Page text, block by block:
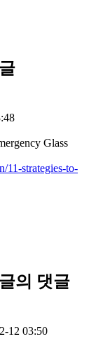
Glass
11-strategies-to-
의 댓글
12 03:50